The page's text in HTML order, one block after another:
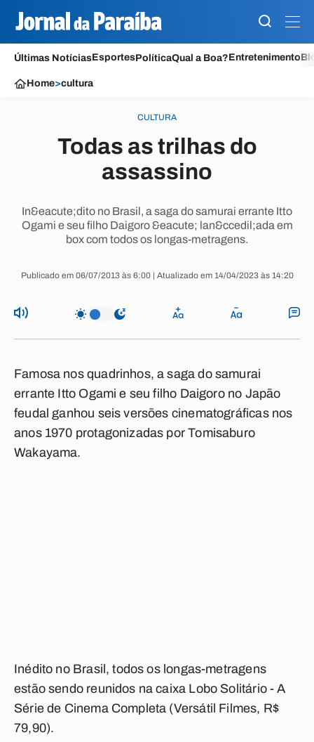
Últimas NotíciasEsportesPolíticaQual a Boa?Entretenimento
Home>cultura
CULTURA
Todas as trilhas do
assassino
In&eacute;dito no Brasil, a saga do samurai errante Itto
Ogami e seu filho Daigoro &eacute; lan&ccedil;ada em
box com todos os longas-metragens.
Publicado em 06/07/2013 às 6:00 | Atualizado em 14/04/2023 às 14:20
Famosa nos quadrinhos, a saga do samurai
errante Itto Ogami e seu filho Daigoro no Japão
feudal ganhou seis versões cinematográficas nos
anos 1970 protagonizadas por Tomisaburo
Wakayama.
Inédito no Brasil, todos os longas-metragens
estão sendo reunidos na caixa Lobo Solitário - A
Série de Cinema Completa (Versátil Filmes, R$
79,90).